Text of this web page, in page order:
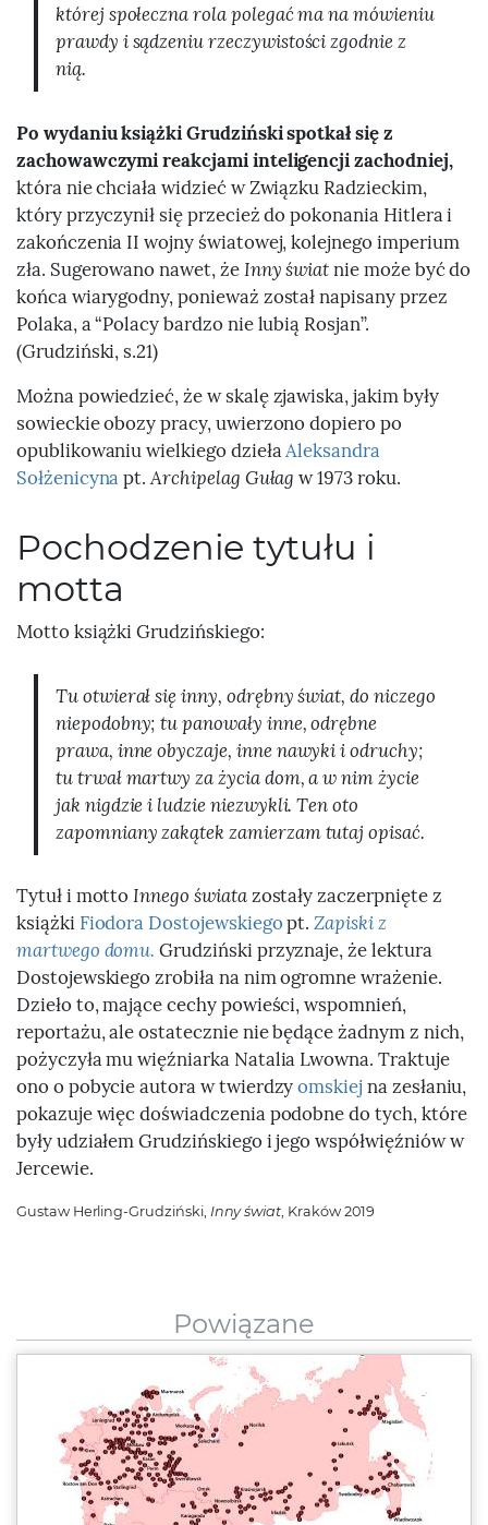
której społeczna rola polegać ma na mówieniu
prawdy i sądzeniu rzeczywistości zgodnie z
nią.
Po wydaniu książki Grudziński spotkał się z
zachowawczymi reakcjami inteligencji zachodniej,
która nie chciała widzieć w Związku Radzieckim,
który przyczynił się przecież do pokonania Hitlera i
zakończenia II wojny światowej, kolejnego imperium
zła. Sugerowano nawet, żeInny światnie może być do
końca wiarygodny, ponieważ został napisany przez
Polaka, a “Polacy bardzo nie lubią Rosjan”.
(Grudziński, s.21)
Można powiedzieć, że w skalę zjawiska, jakim były
sowieckie obozy pracy, uwierzono dopiero po
opublikowaniu wielkiego dziełaAleksandra
Sołżenicynapt.Archipelag Gułag w 1973 roku.
Pochodzenie tytułu i
motta
Motto książki Grudzińskiego:
Tu otwierał się inny, odrębny świat, do niczego
niepodobny; tu panowały inne, odrębne
prawa, inne obyczaje, inne nawyki i odruchy;
tu trwał martwy za życia dom, a w nim życie
jak nigdzie i ludzie niezwykli. Ten oto
zapomniany zakątek zamierzam tutaj opisać.
Tytuł i mottoInnego światazostały zaczerpnięte z
książki Fiodora Dostojewskiegopt.Zapiski z
martwego domu. Grudziński przyznaje, że lektura
Dostojewskiego zrobiła na nim ogromne wrażenie.
Dzieło to, mające cechy powieści, wspomnień,
reportażu, ale ostatecznie nie będące żadnym z nich,
pożyczyła mu więźniarka Natalia Lwowna. Traktuje
ono o pobycie autora w twierdzyomskiej na zesłaniu,
pokazuje więc doświadczenia podobne do tych, które
były udziałem Grudzińskiego i jego współwięźniów w
Jercewie.
Gustaw Herling-Grudziński, Inny świat , Kraków 2019
Powiązane